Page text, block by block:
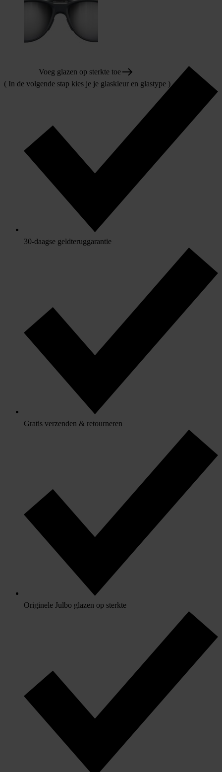
Voeg glazen op sterkte toe
( In de volgende stap kies je je glaskleur en glastype )
30-daagse geldteruggarantie
Gratis verzenden & retourneren
Originele Julbo glazen op sterkte